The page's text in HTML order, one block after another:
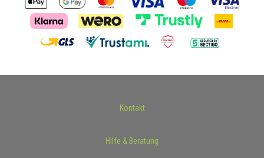
Kontakt
Hilfe & Beratung